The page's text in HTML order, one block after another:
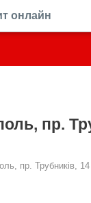
онлайн
пр.
пр. Трубників, 14